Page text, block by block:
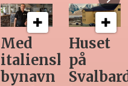
Ny
teknologi
gjør
Siste
Horeca-